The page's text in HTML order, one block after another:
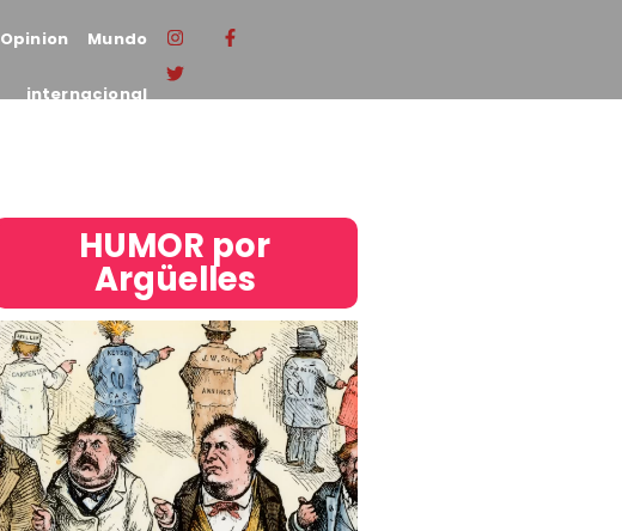
Opinion Mundo
internacional
HUMOR por
Argüelles​